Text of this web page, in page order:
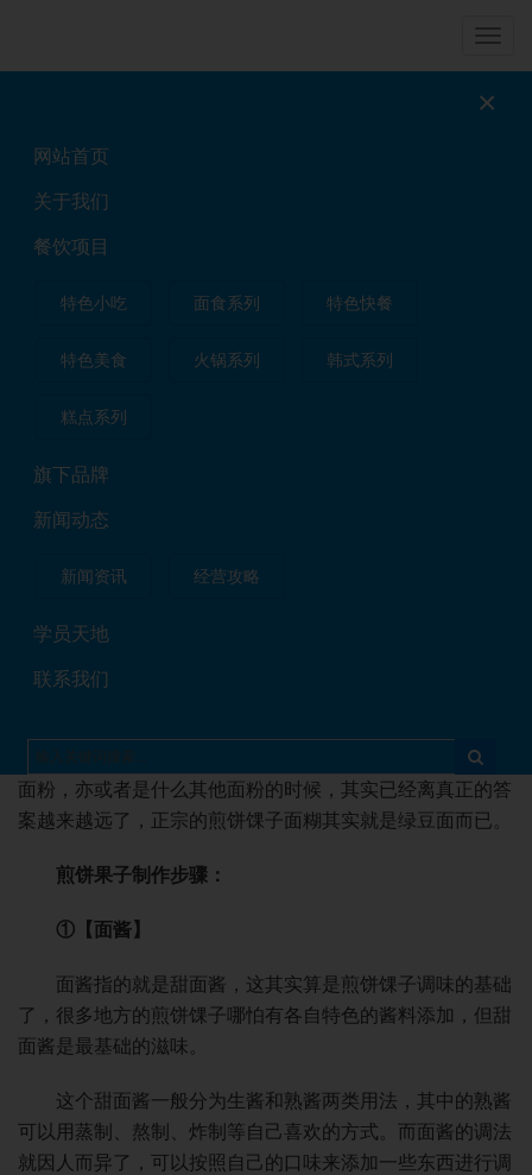
导
×
网站首页
关于我们
餐饮项目
特色小吃 面食系列 特色快餐
特色美食 火锅系列 韩式系列
糕点系列
旗下品牌
新闻动态
新闻资讯 经营攻略
学员天地
联系我们
煎饼的原料是五谷杂粮，主要分为玉米面，豆面，米
面，高粱面等。形状像牛皮，根据个人口味可薄可厚，口感
酥脆香甜，一度成为当时山东的宫廷特供。枣庄的煎饼就以
同，按口味来说就有咸煎饼，甜煎饼，酸煎饼以及五香煎饼
种小吃煎饼的技术服务；
煎饼果子的面糊如何制作?
当大家在琢磨到底这个煎饼馃子面糊是用低筋面粉还是高筋
面粉，亦或者是什么其他面粉的时候，其实已经离真正的答
案越来越远了，正宗的煎饼馃子面糊其实就是绿豆面而已。
煎饼果子制作步骤：
①【面酱】
面酱指的就是甜面酱，这其实算是煎饼馃子调味的基础
了，很多地方的煎饼馃子哪怕有各自特色的酱料添加，但甜
面酱是最基础的滋味。
这个甜面酱一般分为生酱和熟酱两类用法，其中的熟酱
可以用蒸制、熬制、炸制等自己喜欢的方式。而面酱的调法
就因人而异了，可以按照自己的口味来添加一些东西进行调